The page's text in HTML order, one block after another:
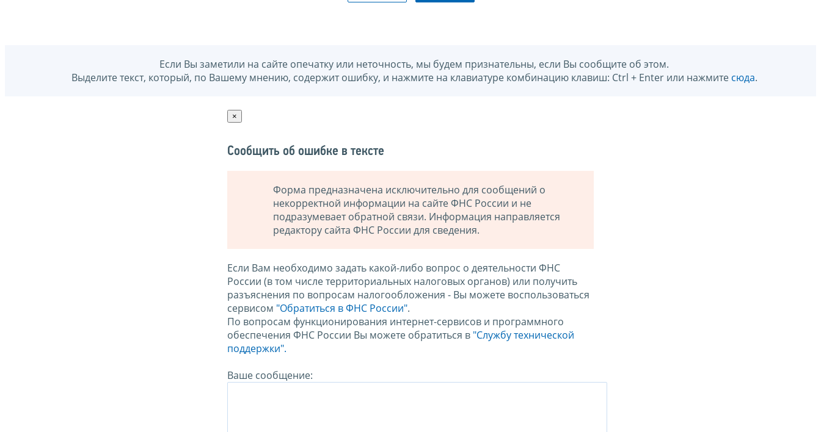
Если Вы заметили на сайте опечатку или неточность, мы будем признательны, если Вы сообщите об этом.
Выделите текст, который, по Вашему мнению, содержит ошибку, и нажмите на клавиатуре комбинацию клавиш: Ctrl + Enter или нажмите сюда.
×
Сообщить об ошибке в тексте
Форма предназначена исключительно для сообщений о
некорректной информации на сайте ФНС России и не
подразумевает обратной связи. Информация направляется
редактору сайта ФНС России для сведения.
Если Вам необходимо задать какой-либо вопрос о деятельности ФНС
России (в том числе территориальных налоговых органов) или получить
разъяснения по вопросам налогообложения - Вы можете воспользоваться
сервисом "Обратиться в ФНС России".
По вопросам функционирования интернет-сервисов и программного
обеспечения ФНС России Вы можете обратиться в "Службу технической
поддержки".
Ваше сообщение: